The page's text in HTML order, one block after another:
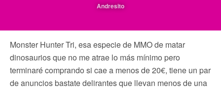
Andresito
Monster Hunter Tri, esa especie de MMO de matar
dinosaurios que no me atrae lo más mínimo pero
terminaré comprando si cae a menos de 20€, tiene un par
de anuncios bastate delirantes que llevan menos de una